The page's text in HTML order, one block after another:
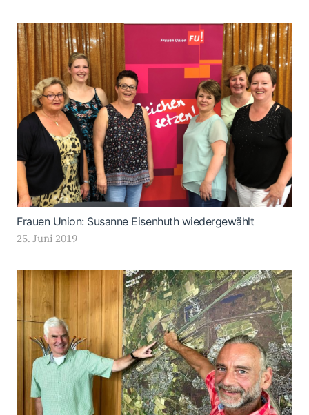
Frauen Union: Susanne Eisenhuth wiedergewählt
25. Juni 2019